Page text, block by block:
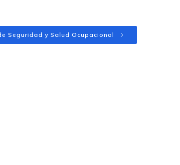
Seguridad y Salud Ocupacional